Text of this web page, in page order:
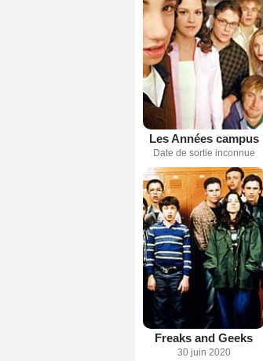
Les Années campus
Date de sortie inconnue
Freaks and Geeks
30 juin 2020